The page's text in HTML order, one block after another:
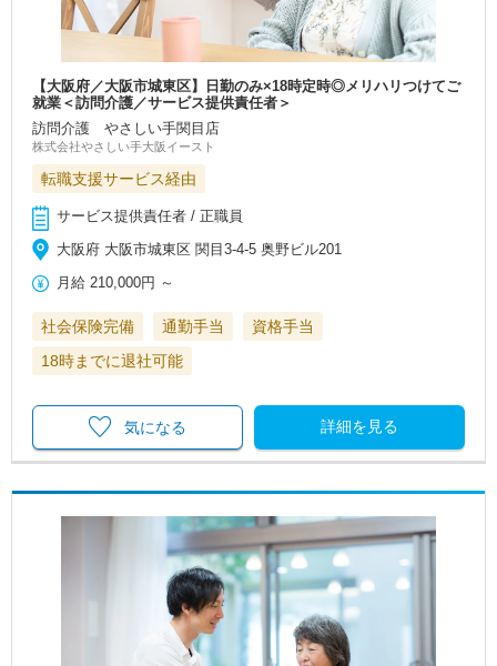
【大阪府／大阪市城東区】日勤のみ×18時定時◎メリハリつけてご
就業＜訪問介護／サービス提供責任者＞
訪問介護 やさしい手関目店
株式会社やさしい手大阪イースト
転職支援サービス経由
サービス提供責任者 / 正職員
大阪府 大阪市城東区 関目3-4-5 奥野ビル201
月給 210,000円 ～
社会保険完備 通勤手当
資格手当
18時までに退社可能
詳細を見る
気になる